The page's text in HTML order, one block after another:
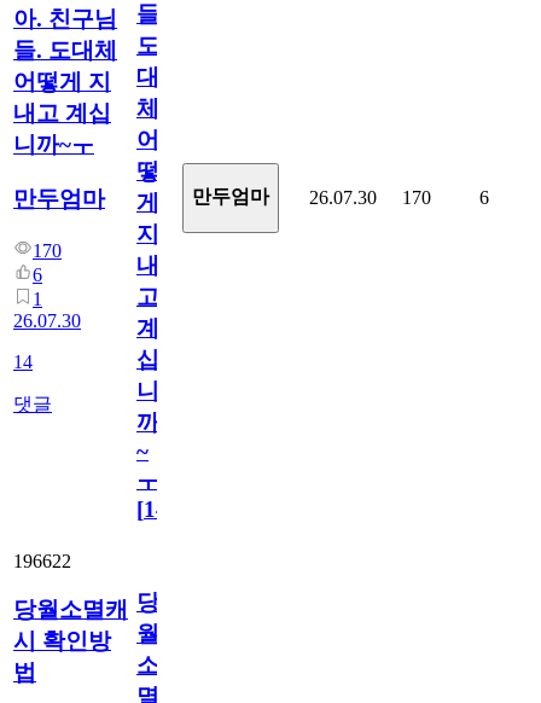
아. 친구님
들. 도대체
어떻게 지
내고 계십
니까~ㅜ
만두엄마
170
6
1
26.07.30
14
댓글
들.
도
대
체
어
떻
게
지
내
고
계
십
니
까
~
ㅜ
[14
만두엄마 26.07.30 170 6
196622
당월소멸캐
시 확인방
법
당
월
소
멸